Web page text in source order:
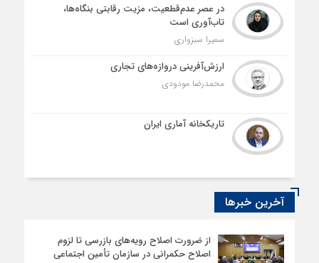
در عصر عدم‌قطعیت، مزیت رقابتی بنگاه‌ها،
تاب‌آوری است
سمیرا سبزواری
ارزش‌آفرینی دروازه‌های تجاری
محمدرضا مودودی
تاریکخانه آماری ایران
آخرین خبرها
از ضرورت اصلاح رویه‌های بازرسی تا لزوم
اصلاح حکمرانی در سازمان تأمین اجتماعی